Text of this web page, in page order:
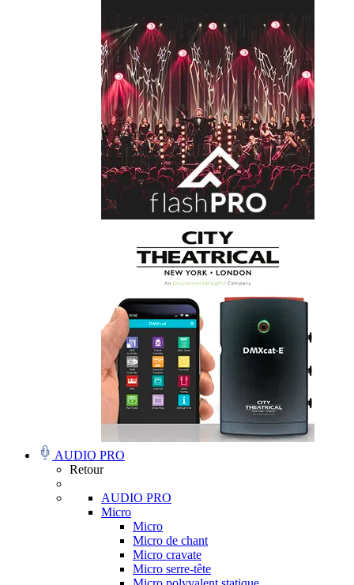
AUDIO PRO
Retour
AUDIO PRO
Micro
Micro
Micro de chant
Micro cravate
Micro serre-tête